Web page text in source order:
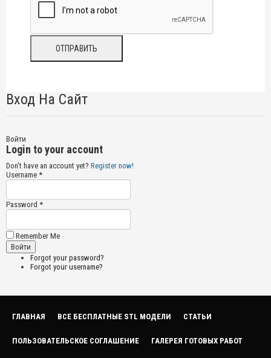
Вход На Сайт
Войти
Login to your account
Don't have an account yet? Register now!
Username *
Password *
Remember Me
Forgot your password?
Forgot your username?
ГЛАВНАЯ ВСЕ БЕСПЛАТНЫЕ STL МОДЕЛИ СТАТЬИ
ПОЛЬЗОВАТЕЛЬСКОЕ СОГЛАШЕНИЕ ГАЛЕРЕЯ ГОТОВЫХ РАБОТ